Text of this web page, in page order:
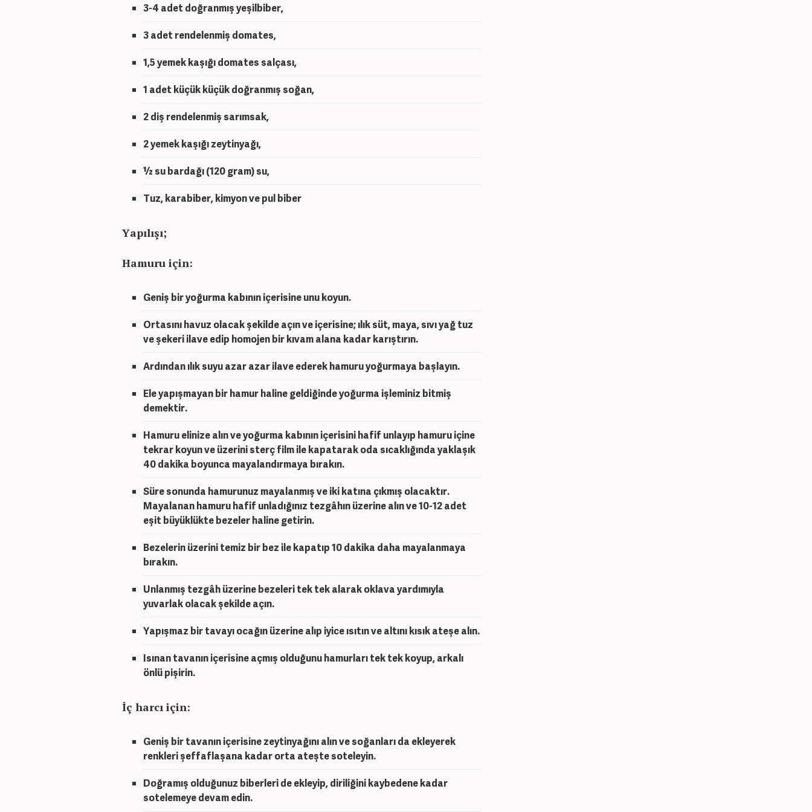
3-4 adet doğranmış yeşilbiber,
3 adet rendelenmiş domates,
1,5 yemek kaşığı domates salçası,
1 adet küçük küçük doğranmış soğan,
2 diş rendelenmiş sarımsak,
2 yemek kaşığı zeytinyağı,
½ su bardağı (120 gram) su,
Tuz, karabiber, kimyon ve pul biber
Yapılışı;
Hamuru için:
Geniş bir yoğurma kabının içerisine unu koyun.
Ortasını havuz olacak şekilde açın ve içerisine; ılık süt, maya, sıvı yağ tuz
ve şekeri ilave edip homojen bir kıvam alana kadar karıştırın.
Ardından ılık suyu azar azar ilave ederek hamuru yoğurmaya başlayın.
Ele yapışmayan bir hamur haline geldiğinde yoğurma işleminiz bitmiş
demektir.
Hamuru elinize alın ve yoğurma kabının içerisini hafif unlayıp hamuru içine
tekrar koyun ve üzerini sterç film ile kapatarak oda sıcaklığında yaklaşık
40 dakika boyunca mayalandırmaya bırakın.
Süre sonunda hamurunuz mayalanmış ve iki katına çıkmış olacaktır.
Mayalanan hamuru hafif unladığınız tezgâhın üzerine alın ve 10-12 adet
eşit büyüklükte bezeler haline getirin.
Bezelerin üzerini temiz bir bez ile kapatıp 10 dakika daha mayalanmaya
bırakın.
Unlanmış tezgâh üzerine bezeleri tek tek alarak oklava yardımıyla
yuvarlak olacak şekilde açın.
Yapışmaz bir tavayı ocağın üzerine alıp iyice ısıtın ve altını kısık ateşe alın.
Isınan tavanın içerisine açmış olduğunu hamurları tek tek koyup, arkalı
önlü pişirin.
İç harcı için:
Geniş bir tavanın içerisine zeytinyağını alın ve soğanları da ekleyerek
renkleri şeffaflaşana kadar orta ateşte soteleyin.
Doğramış olduğunuz biberleri de ekleyip, diriliğini kaybedene kadar
sotelemeye devam edin.